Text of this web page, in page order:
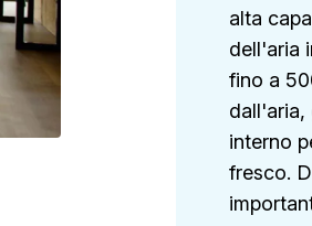
alta
dell'aria
fino a
dall'aria,
interno
fresco.